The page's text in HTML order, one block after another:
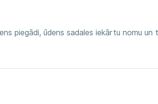
piegādi, ūdens sadales iekārtu nomu un